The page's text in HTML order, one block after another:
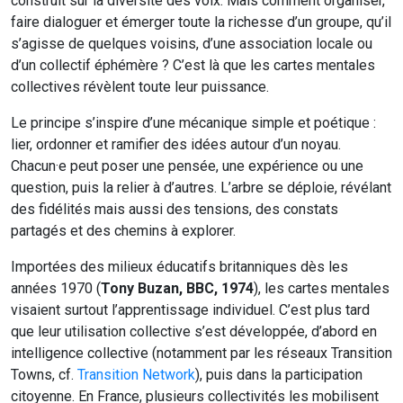
faire dialoguer et émerger toute la richesse d’un groupe, qu’il
s’agisse de quelques voisins, d’une association locale ou
d’un collectif éphémère ? C’est là que les cartes mentales
collectives révèlent toute leur puissance.
Le principe s’inspire d’une mécanique simple et poétique :
lier, ordonner et ramifier des idées autour d’un noyau.
Chacun·e peut poser une pensée, une expérience ou une
question, puis la relier à d’autres. L’arbre se déploie, révélant
des fidélités mais aussi des tensions, des constats
partagés et des chemins à explorer.
Importées des milieux éducatifs britanniques dès les
années 1970 (Tony Buzan, BBC, 1974), les cartes mentales
visaient surtout l’apprentissage individuel. C’est plus tard
que leur utilisation collective s’est développée, d’abord en
intelligence collective (notamment par les réseaux Transition
Towns, cf. Transition Network), puis dans la participation
citoyenne. En France, plusieurs collectivités les mobilisent